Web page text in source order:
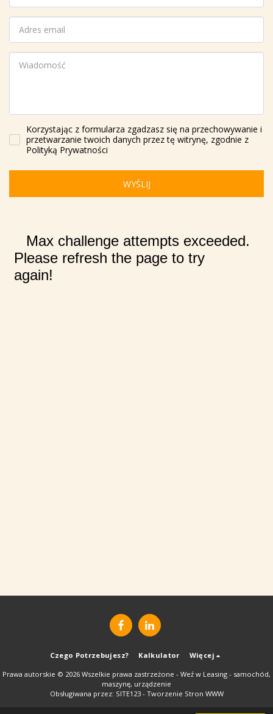
Korzystając z formularza zgadzasz się na przechowywanie i
przetwarzanie twoich danych przez tę witrynę, zgodnie z
Polityką Prywatności
WYŚLIJ
Czego Potrzebujesz? Kalkulator Więcej
Prawa autorskie © 2026 Wszelkie prawa zastrzeżone - Weź w Leasing - samochód,
maszynę, urządzenie
Obsługiwana przez: SITE123- Tworzenie Stron WWW